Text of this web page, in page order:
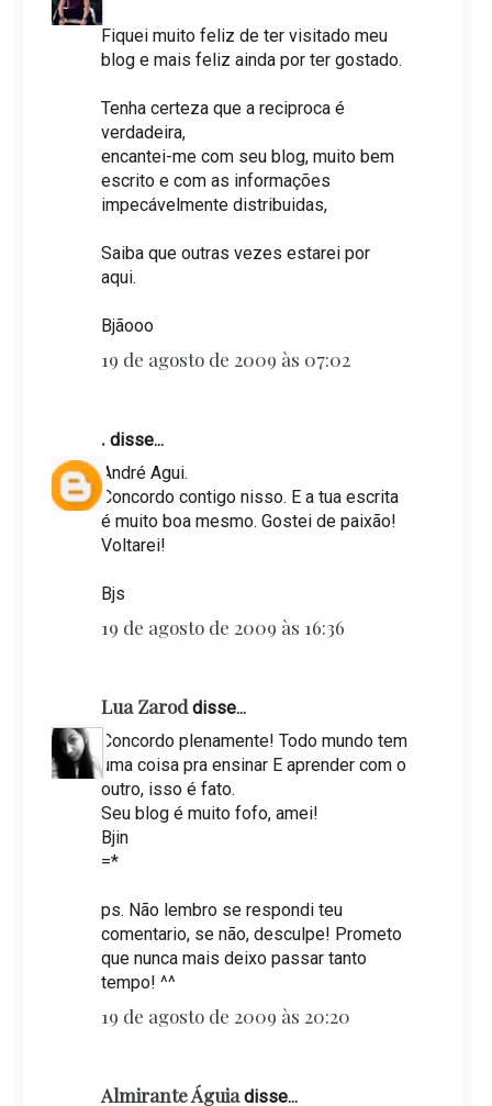
Fiquei muito feliz de ter visitado meu
blog e mais feliz ainda por ter gostado.
Tenha certeza que a reciproca é
verdadeira,
encantei-me com seu blog, muito bem
escrito e com as informações
impecávelmente distribuidas,
Saiba que outras vezes estarei por
aqui.
Bjãooo
19 de agosto de 2009 às 07:02
.disse...
André Agui.
Concordo contigo nisso. E a tua escrita
é muito boa mesmo. Gostei de paixão!
Voltarei!
Bjs
19 de agosto de 2009 às 16:36
Lua Zaroddisse...
Concordo plenamente! Todo mundo tem
uma coisa pra ensinar E aprender com o
outro, isso é fato.
Seu blog é muito fofo, amei!
Bjin
=*
ps. Não lembro se respondi teu
comentario, se não, desculpe! Prometo
que nunca mais deixo passar tanto
tempo! ^^
19 de agosto de 2009 às 20:20
Almirante Águiadisse...